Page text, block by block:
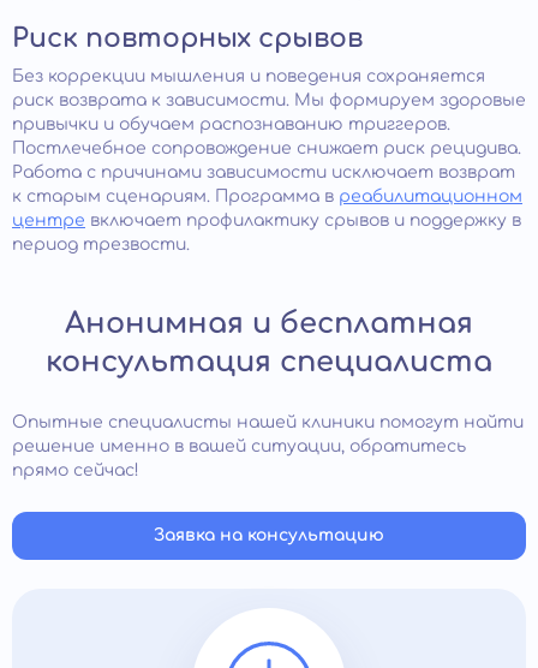
Риск повторных срывов
Без коррекции мышления и поведения сохраняется
риск возврата к зависимости. Мы формируем здоровые
привычки и обучаем распознаванию триггеров.
Постлечебное сопровождение снижает риск рецидива.
Работа с причинами зависимости исключает возврат
к старым сценариям. Программа в реабилитационном
центре включает профилактику срывов и поддержку в
период трезвости.
Анонимная и бесплатная
консультация специалиста
Опытные специалисты нашей клиники помогут найти
решение именно в вашей ситуации, обратитесь
прямо сейчас!
Заявка на консультацию